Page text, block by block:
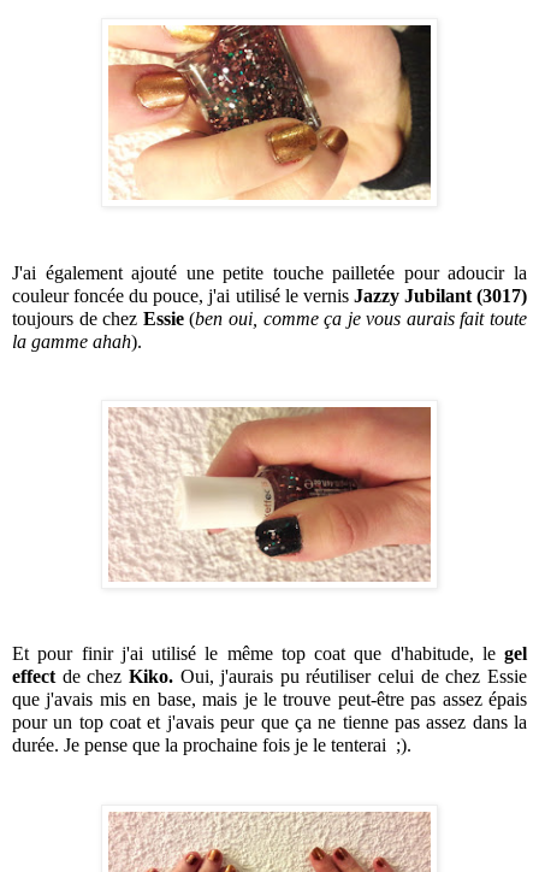
J'ai également ajouté une petite touche pailletée pour adoucir la
couleur foncée du pouce, j'ai utilisé le vernis Jazzy Jubilant (3017)
toujours de chez Essie (ben oui, comme ça je vous aurais fait toute
la gamme ahah).
Et pour finir j'ai utilisé le même top coat que d'habitude, le gel
effect de chez Kiko. Oui, j'aurais pu réutiliser celui de chez Essie
que j'avais mis en base, mais je le trouve peut-être pas assez épais
pour un top coat et j'avais peur que ça ne tienne pas assez dans la
durée. Je pense que la prochaine fois je le tenterai  ;).